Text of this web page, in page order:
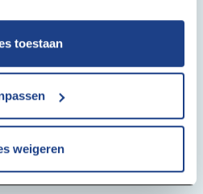
toestaan
weigeren